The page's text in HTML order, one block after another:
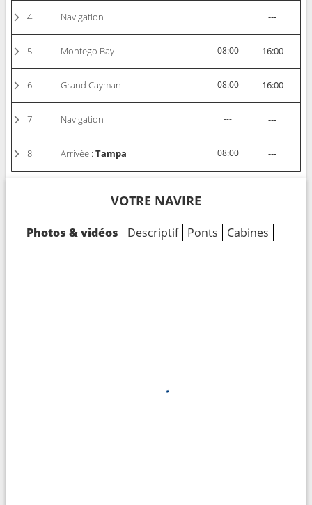
4 Navigation --- ---
5 Montego Bay 08:00 16:00
6 Grand Cayman 08:00 16:00
7 Navigation --- ---
8 Arrivée :Tampa 08:00 ---
VOTRE NAVIRE
Photos & vidéos Descriptif Ponts Cabines